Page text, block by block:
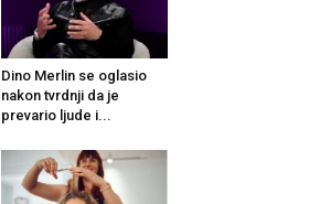
Dino Merlin se oglasio
nakon tvrdnji da je
prevario ljude i...